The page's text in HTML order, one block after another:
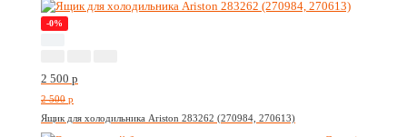
-0%
2 500 p
2 500 p
Ящик для холодильника Ariston 283262 (270984, 270613)